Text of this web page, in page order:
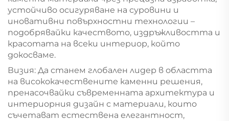
устойчиво осигуряване на суровини и
иновативни повърхностни технологии –
подобрявайки качеството, издръжливостта и
красотата на всеки интериор, който
докосваме.
Визия: Да станем глобален лидер в областта
на висококачествените каменни решения,
пренасочвайки съвременната архитектура и
интериорния дизайн с материали, които
съчетават естествена елегантност,